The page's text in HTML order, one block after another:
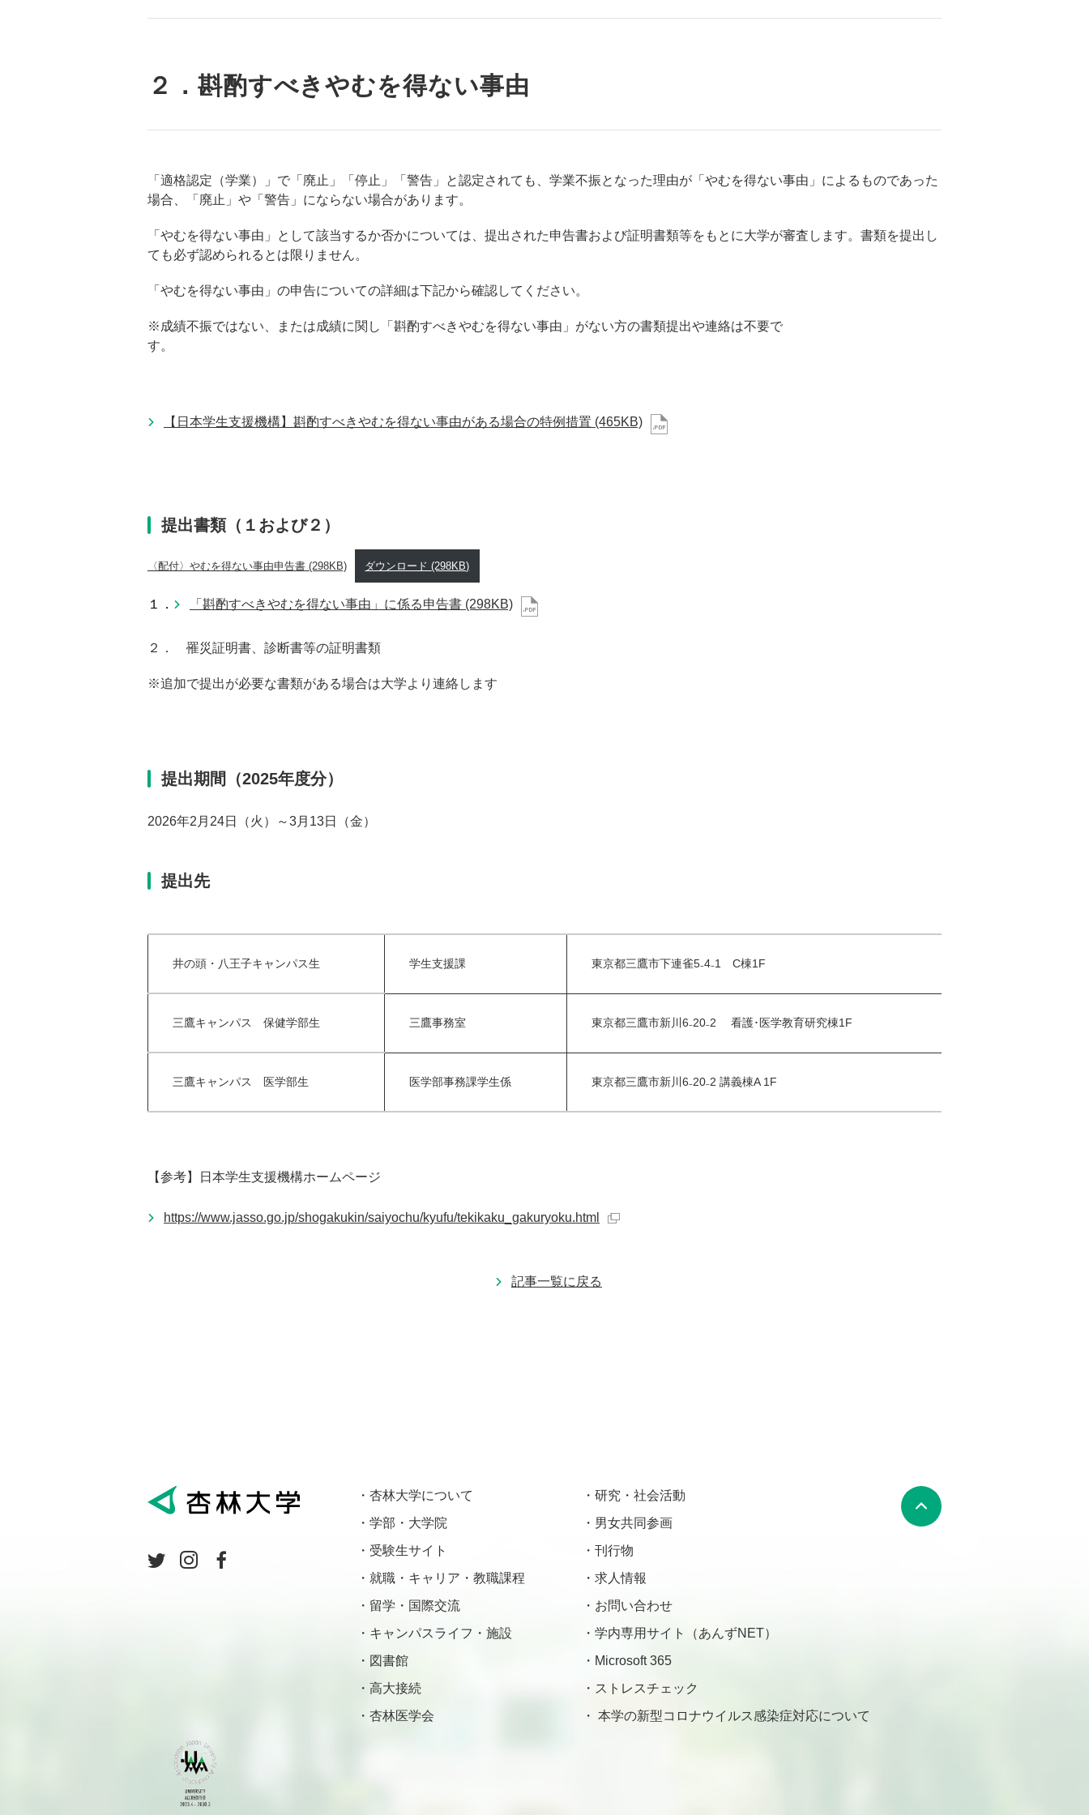
２．斟酌すべきやむを得ない事由
「適格認定（学業）」で「廃止」「停止」「警告」と認定されても、学業不振となった理由が「やむを得ない事由」によるものであった
場合、「廃止」や「警告」にならない場合があります。
「やむを得ない事由」として該当するか否かについては、提出された申告書および証明書類等をもとに大学が審査します。書類を提出し
ても必ず認められるとは限りません。
「やむを得ない事由」の申告についての詳細は下記から確認してください。
※成績不振ではない、または成績に関し「斟酌すべきやむを得ない事由」がない方の書類提出や連絡は不要で
す。
【日本学生支援機構】斟酌すべきやむを得ない事由がある場合の特例措置 (465KB)
提出書類（１および２）
〈配付〉やむを得ない事由申告書 (298KB) ダウンロード(298KB)
１． 「斟酌すべきやむを得ない事由」に係る申告書 (298KB)
２． 罹災証明書、診断書等の証明書類
※追加で提出が必要な書類がある場合は大学より連絡します
提出期間（2025年度分）
2026年2月24日（火）～3月13日（金）
提出先
井の頭・八王子キャンパス生 学生支援課 東京都三鷹市下連雀5₋4₋1 C棟1F
三鷹キャンパス 保健学部生 三鷹事務室 東京都三鷹市新川6₋20₋2 看護･医学教育研究棟1F
三鷹キャンパス 医学部生 医学部事務課学生係 東京都三鷹市新川6₋20₋2 講義棟A 1F
【参考】日本学生支援機構ホームページ
https://www.jasso.go.jp/shogakukin/saiyochu/kyufu/tekikaku_gakuryoku.html
記事一覧に戻る
杏林大学について
学部・大学院
受験生サイト
就職・キャリア・教職課程
留学・国際交流
キャンパスライフ・施設
図書館
高大接続
杏林医学会
研究・社会活動
男女共同参画
刊行物
求人情報
お問い合わせ
学内専用サイト（あんずNET）
Microsoft 365
ストレスチェック
本学の新型コロナウイルス感染症対応について